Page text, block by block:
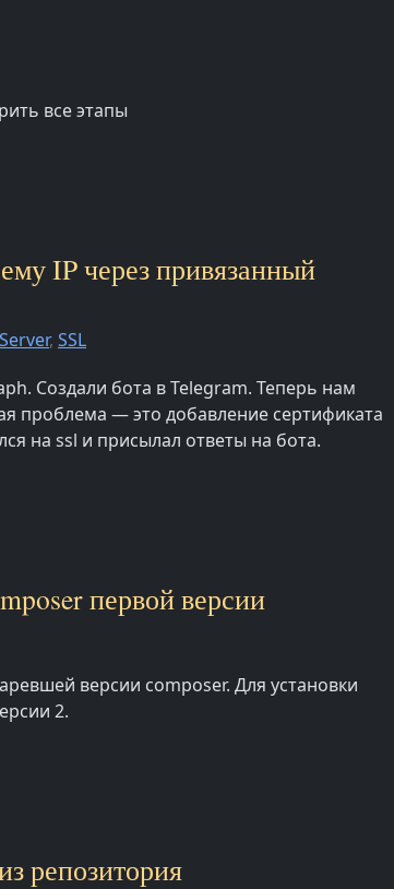
все этапы
IP через привязанный
, SSL
Создали бота в Telegram. Теперь нам
проблема — это добавление сертификата
на ssl и присылал ответы на бота.
первой версии
версии composer. Для установки
2.
репозитория